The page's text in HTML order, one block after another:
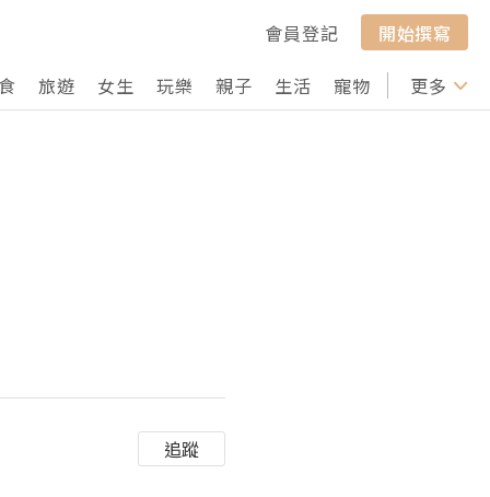
會員登記
開始撰寫
旅遊 女生 玩樂 親子 生活 寵物 行山 打卡
更多
追蹤